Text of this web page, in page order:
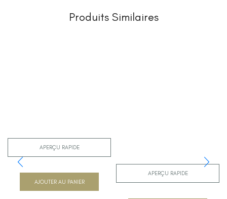
Produits Similaires
APERÇU RAPIDE
AJOUTER AU PANIER
APERÇU RAPIDE